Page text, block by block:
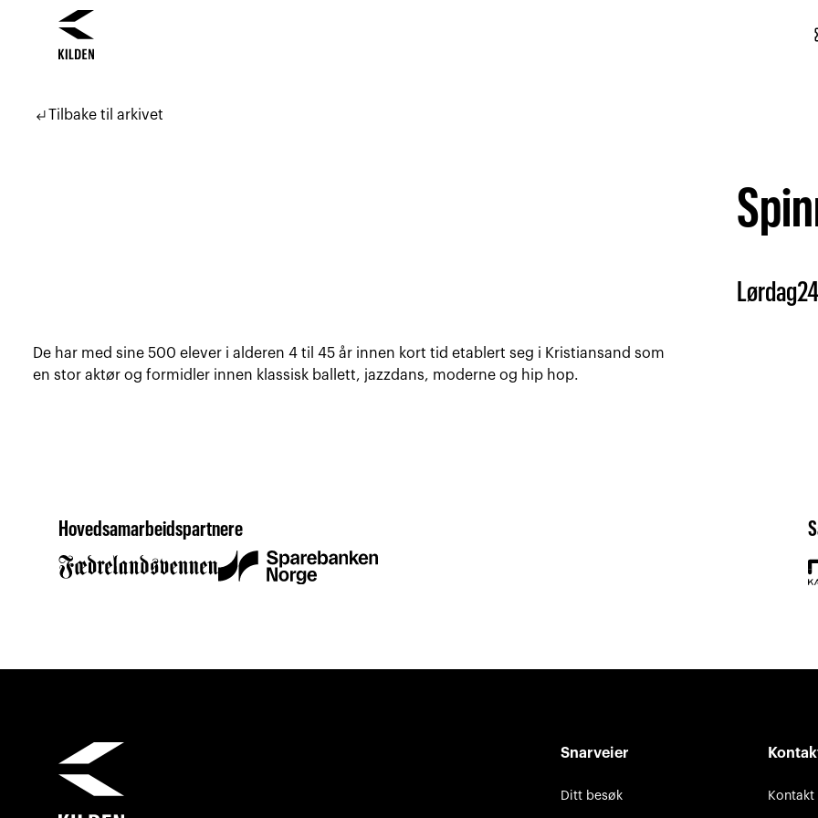
innhold
navigasjon
subdirectory_arrow_leftTilbake til arkivet
Lørdag24
De har med sine 500 elever i alderen 4 til 45 år innen kort tid etablert seg i Kristiansand som
en stor aktør og formidler innen klassisk ballett, jazzdans, moderne og hip hop.
Hovedsamarbeidspartnere
Snarveier
Ditt besøk Kontakt